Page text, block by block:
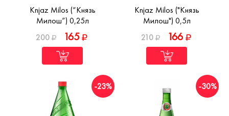
Knjaz Milos (“Князь
Милош”) 0,25л
200
165
Knjaz Milos ("Князь
Милош") 0,5л
210
166
-23% -30%